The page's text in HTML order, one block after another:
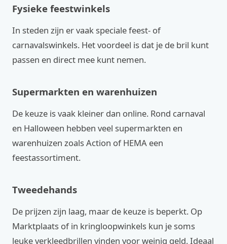
Fysieke feestwinkels
In steden zijn er vaak speciale feest- of
carnavalswinkels. Het voordeel is dat je de bril kunt
passen en direct mee kunt nemen.
Supermarkten en warenhuizen
De keuze is vaak kleiner dan online. Rond carnaval
en Halloween hebben veel supermarkten en
warenhuizen zoals Action of HEMA een
feestassortiment.
Tweedehands
De prijzen zijn laag, maar de keuze is beperkt. Op
Marktplaats of in kringloopwinkels kun je soms
leuke verkleedbrillen vinden voor weinig geld. Ideaal